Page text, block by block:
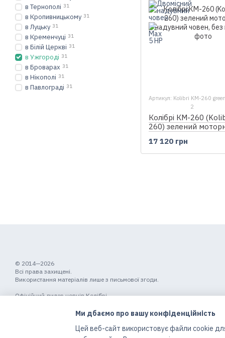
Артикул: Kolibri KM-260 green
2
Колібрі КМ-260
260) зелений
17 120 грн
в Тернополі 31
в Кропивницькому 31
в Луцьку 31
в Кременчуці 31
в Білій Церкві 31
в Ужгороді 31
в Броварах 31
в Нікополі 31
в Павлограді 31
© 2014—2026
Всі права захищені.
Використання матеріалів лише з письмової згоди.
Офіційний дилер човнів Колібрі
Ми дбаємо про вашу конфіденційність
Цей веб-сайт використовує файли cookie